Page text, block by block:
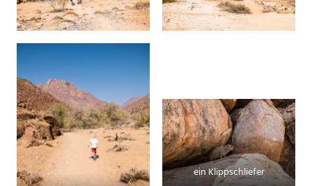
ein Klippschliefer